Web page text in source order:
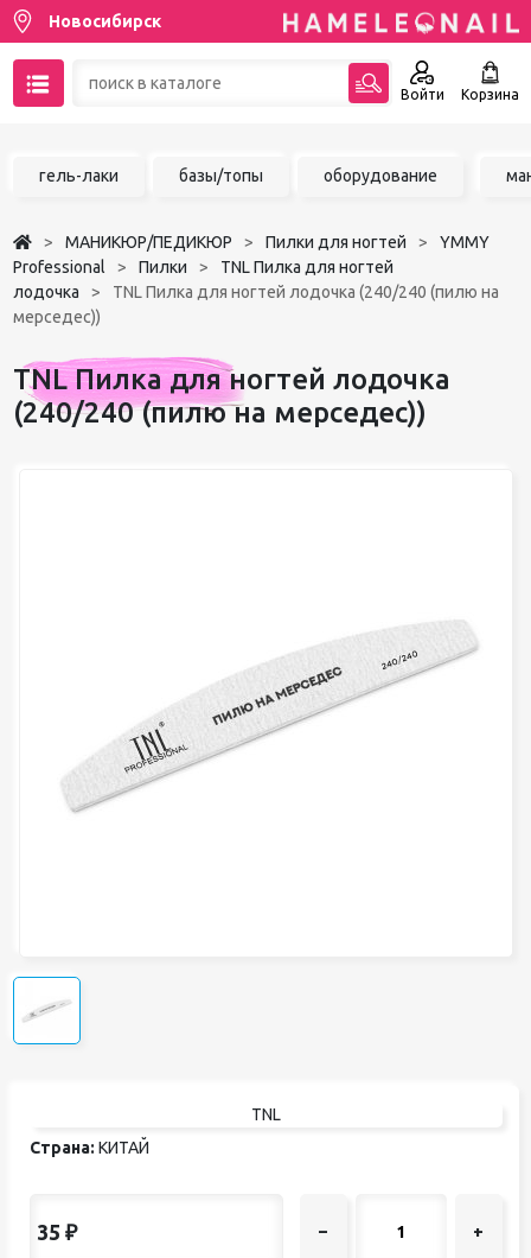
Новосибирск
Войти Корзина
Чат в MAX
Акции
Избранное
гель-лаки базы/топы оборудование
МАНИКЮР/ПЕДИКЮР Пилки для ногтей
YMMY
Professional
Пилки
TNL Пилка для ногтей
лодочка
TNL Пилка для ногтей лодочка (240/240 (пилю на
мерседес))
TNL Пилка для ногтей лодочка
(240/240 (пилю на мерседес))
TNL
Страна: КИТАЙ
35 ₽ – +